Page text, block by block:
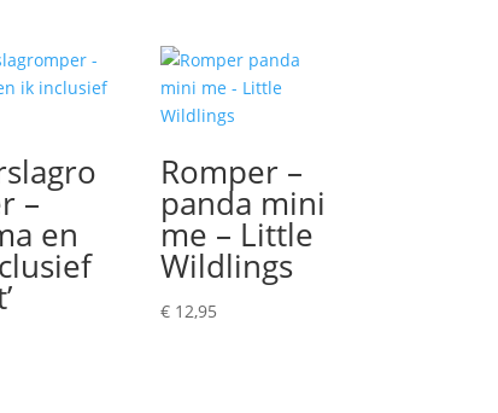
–
en
Romper –
panda mini
me – Little
Wildlings
€ 12,95